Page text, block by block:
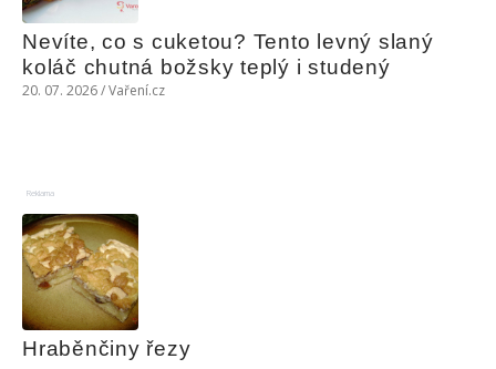
Nevíte, co s cuketou? Tento levný slaný
koláč chutná božsky teplý i studený
20. 07. 2026 / Vaření.cz
Reklama
Hraběnčiny řezy